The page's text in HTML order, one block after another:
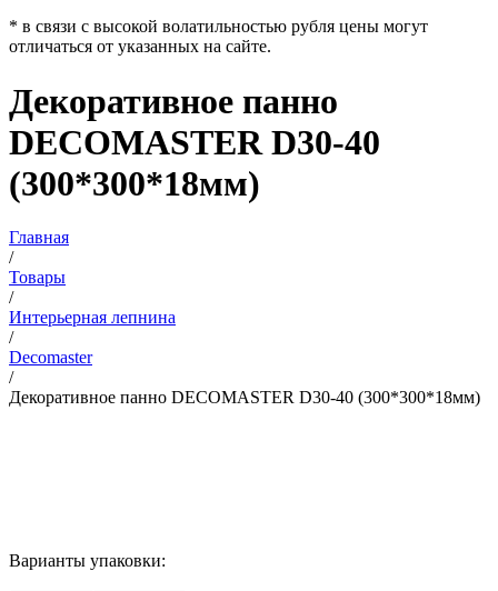
* в связи с высокой волатильностью рубля цены могут
отличаться от указанных на сайте.
Декоративное панно
DECOMASTER D30-40
(300*300*18мм)
Главная
/
Товары
/
Интерьерная лепнина
/
Decomaster
/
Декоративное панно DECOMASTER D30-40 (300*300*18мм)
Варианты упаковки: